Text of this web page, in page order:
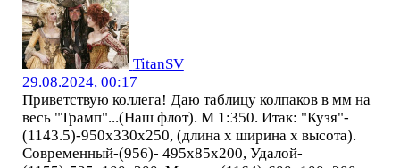
TitanSV
29.08.2024, 00:17
Приветствую коллега! Даю таблицу колпаков в мм на
весь "Трамп"...(Наш флот). М 1:350. Итак: "Кузя"-
(1143.5)-950х330х250, (длина х ширина х высота).
Современный-(956)- 495х85х200, Удалой-